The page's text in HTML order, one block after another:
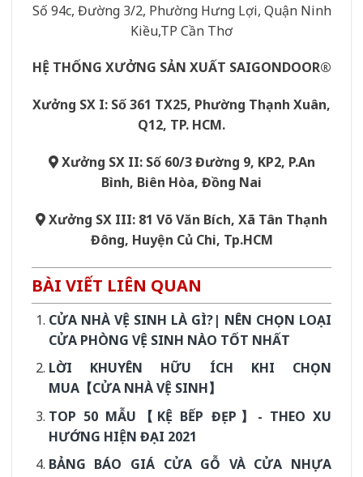
Số 94c, Đường 3/2, Phường Hưng Lợi, Quận Ninh
Kiều,TP Cần Thơ
HỆ THỐNG XƯỞNG SẢN XUẤT SAIGONDOOR®
Xưởng SX I: Số 361 TX25, Phường Thạnh Xuân,
Q12, TP. HCM.
Xưởng SX II: Số 60/3 Đường 9, KP2, P.An
Bình, Biên Hòa, Đồng Nai
Xưởng SX III: 81 Võ Văn Bích, Xã Tân Thạnh
Đông, Huyện Củ Chi, Tp.HCM
BÀI VIẾT LIÊN QUAN
CỬA NHÀ VỆ SINH LÀ GÌ?| NÊN CHỌN LOẠI
CỬA PHÒNG VỆ SINH NÀO TỐT NHẤT
LỜI KHUYÊN HỮU ÍCH KHI CHỌN
MUA【CỬA NHÀ VỆ SINH】
TOP 50 MẪU【KỆ BẾP ĐẸP】- THEO XU
HƯỚNG HIỆN ĐẠI 2021
BẢNG BÁO GIÁ CỬA GỖ VÀ CỬA NHỰA